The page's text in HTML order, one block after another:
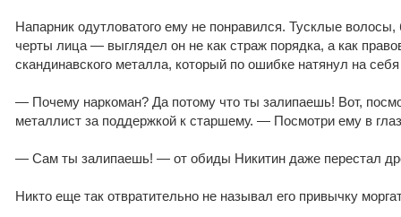
Напарник одутловатого ему не понравился. Тусклые волосы,
черты лица — выглядел он не как страж порядка, а как
скандинавского металла, который по ошибке натянул на
— Почему наркоман? Да потому что ты залипаешь! Вот,
металлист за поддержкой к старшему. — Посмотри ему в
— Сам ты залипаешь! — от обиды Никитин даже перестал
Никто еще так отвратительно не называл его привычку